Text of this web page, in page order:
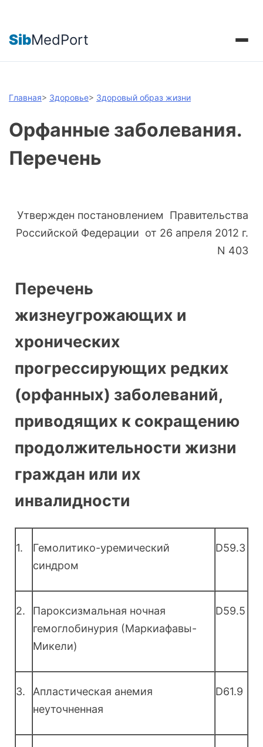
SibMedPort
Главная> Здоровье> Здоровый образ жизни
Орфанные заболевания.
Перечень
Утвержден постановлением Правительства
Российской Федерации от 26 апреля 2012 г.
N 403
Перечень
жизнеугрожающих и
хронических
прогрессирующих редких
(орфанных) заболеваний,
приводящих к сокращению
продолжительности жизни
граждан или их
инвалидности
1.
Гемолитико-уремический
синдром
D59.3
2.
Пароксизмальная ночная
гемоглобинурия (Маркиафавы-
Микели)
D59.5
3.
Апластическая анемия
неуточненная
D61.9